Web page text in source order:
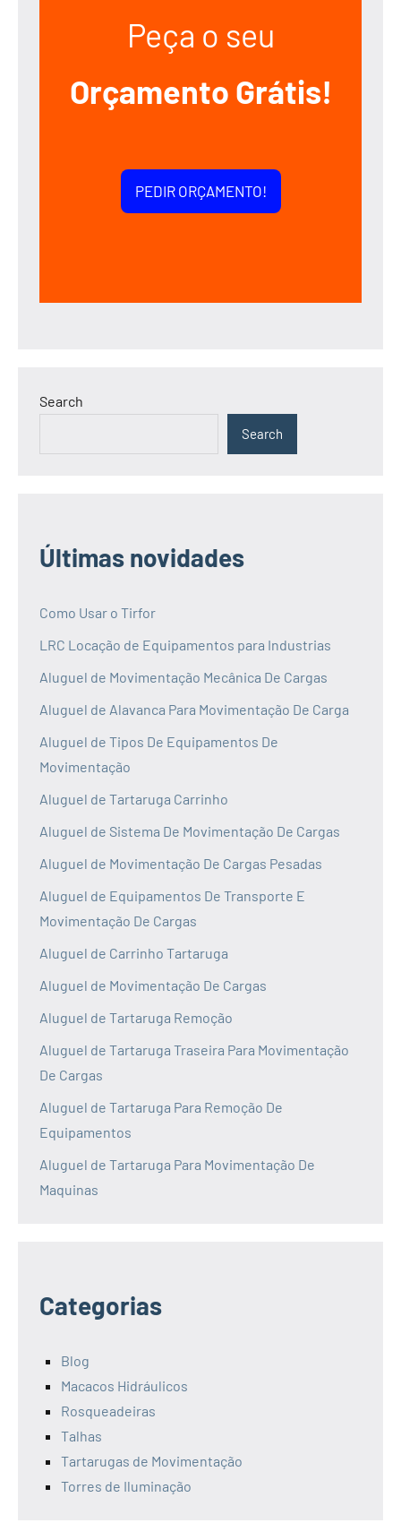
Peça o seu
Orçamento Grátis!
PEDIR ORÇAMENTO!
Search
Search
Últimas novidades
Como Usar o Tirfor
LRC Locação de Equipamentos para Industrias
Aluguel de Movimentação Mecânica De Cargas
Aluguel de Alavanca Para Movimentação De Carga
Aluguel de Tipos De Equipamentos De
Movimentação
Aluguel de Tartaruga Carrinho
Aluguel de Sistema De Movimentação De Cargas
Aluguel de Movimentação De Cargas Pesadas
Aluguel de Equipamentos De Transporte E
Movimentação De Cargas
Aluguel de Carrinho Tartaruga
Aluguel de Movimentação De Cargas
Aluguel de Tartaruga Remoção
Aluguel de Tartaruga Traseira Para Movimentação
De Cargas
Aluguel de Tartaruga Para Remoção De
Equipamentos
Aluguel de Tartaruga Para Movimentação De
Maquinas
Categorias
Blog
Macacos Hidráulicos
Rosqueadeiras
Talhas
Tartarugas de Movimentação
Torres de Iluminação